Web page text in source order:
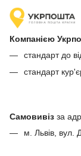
Компанією
стандарт до
стандарт
Самовивіз за
м. Львів, вул.